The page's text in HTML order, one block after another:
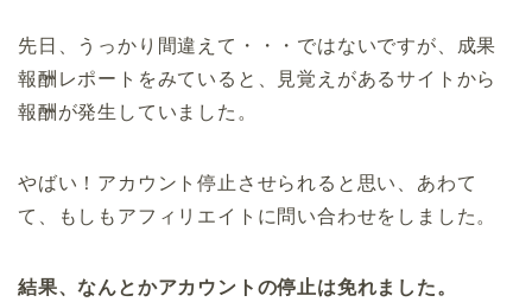
先日、うっかり間違えて・・・ではないですが、成果
報酬レポートをみていると、見覚えがあるサイトから
報酬が発生していました。
やばい！アカウント停止させられると思い、あわて
て、もしもアフィリエイトに問い合わせをしました。
結果、なんとかアカウントの停止は免れました。